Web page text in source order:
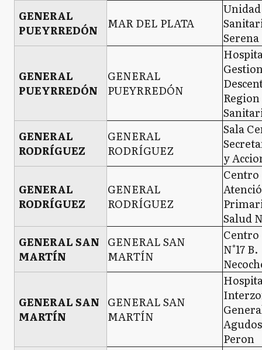
GENERAL
PUEYRREDÓN
MAR DEL PLATA
Unidad
Serena
GENERAL
PUEYRREDÓN
GENERAL
PUEYRREDÓN
Region
GENERAL
RODRÍGUEZ
GENERAL
RODRÍGUEZ
Sala
y
GENERAL
RODRÍGUEZ
GENERAL
RODRÍGUEZ
Centro
Salud
GENERAL SAN
MARTÍN
GENERAL SAN
MARTÍN
Centro
N°17 B.
GENERAL SAN
MARTÍN
GENERAL SAN
MARTÍN
Peron